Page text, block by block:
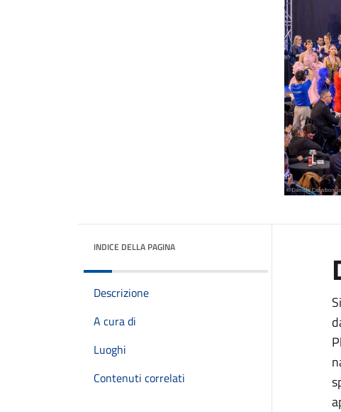
INDICE DELLA PAGINA
Descrizione
A cura di
Luoghi
Contenuti correlati